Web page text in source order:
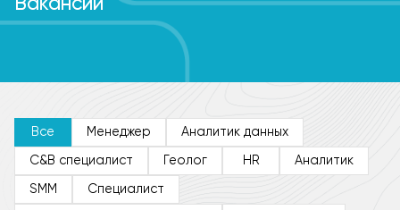
Вакансии
Все Менеджер Аналитик данных
C&B специалист Геолог HR Aналитик
SMM Специалист